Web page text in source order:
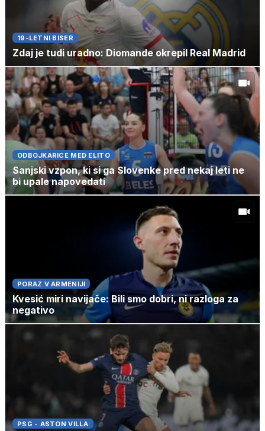
19-LETNI BISER
Zdaj je tudi uradno: Diomande okrepil Real Madrid
ODBOJKARICE MED ELITO
Sanjski vzpon, ki si ga Slovenke pred nekaj leti ne
bi upale napovedati
PORAZ V ARMENIJI
Kvesić miri navijače: Bili smo dobri, ni razloga za
negativo
PSG - ASTON VILLA